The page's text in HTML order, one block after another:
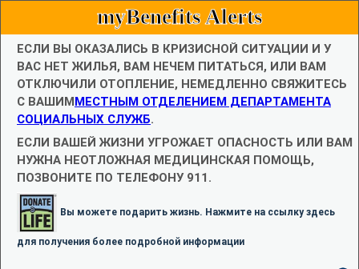
myBenefits Alerts
ЕСЛИ ВЫ ОКАЗАЛИСЬ В КРИЗИСНОЙ СИТУАЦИИ И У
ВАС НЕТ ЖИЛЬЯ, ВАМ НЕЧЕМ ПИТАТЬСЯ, ИЛИ ВАМ
ОТКЛЮЧИЛИ ОТОПЛЕНИЕ, НЕМЕДЛЕННО СВЯЖИТЕСЬ
С ВАШИММЕСТНЫМ ОТДЕЛЕНИЕМ ДЕПАРТАМЕНТА
СОЦИАЛЬНЫХ СЛУЖБ.
ЕСЛИ ВАШЕЙ ЖИЗНИ УГРОЖАЕТ ОПАСНОСТЬ ИЛИ ВАМ
НУЖНА НЕОТЛОЖНАЯ МЕДИЦИНСКАЯ ПОМОЩЬ,
ПОЗВОНИТЕ ПО ТЕЛЕФОНУ 911.
Вы можете подарить жизнь. Нажмите на ссылку здесь
для получения более подробной информации